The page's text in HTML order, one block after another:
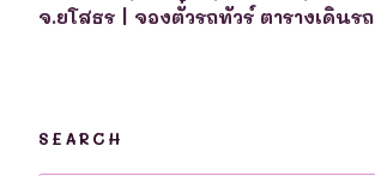
จ.ยโสธร | จองตั๋วรถทัวร์ ตารางเดินรถ
SEARCH